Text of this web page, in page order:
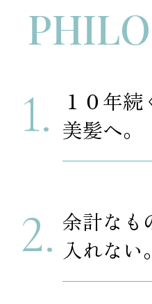
直塗り美
商品
１０年続
美髪へ。
余計なも
入れない。